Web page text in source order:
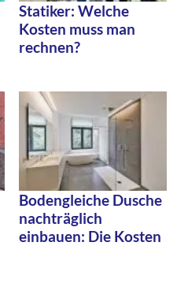
Statiker: Welche
Kosten muss man
rechnen?
Bodengleiche Dusche
nachträglich
einbauen: Die Kosten